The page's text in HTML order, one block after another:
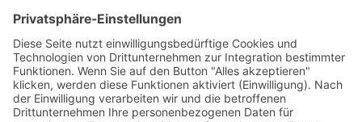
Legal
Impressum
Datenschutzerklärung
Cookie-Einstellungen